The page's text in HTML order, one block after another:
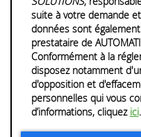
suite à votre demande
données sont
prestataire de
Conformément à la
disposez notamment
d'opposition et
personnelles qui vous
d’informations, cliquez ici.